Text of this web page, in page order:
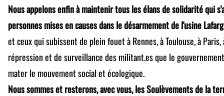
Nous appelons enfin à maintenir tous les élans de solidarité qui
personnes mises en causes dans le désarmement de l'usine
et ceux qui subissent de plein fouet à Rennes, à Toulouse, à
répression et de surveillance des militant.es que le
mater le mouvement social et écologique.
Nous sommes et resterons, avec vous, les Soulèvements de la